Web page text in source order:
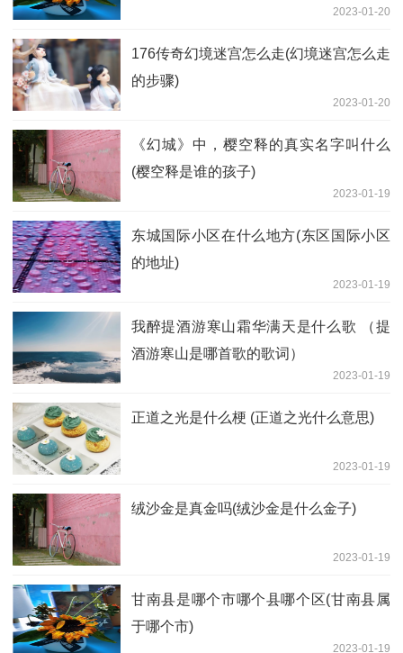
2023-01-20
176传奇幻境迷宫怎么走(幻境迷宫怎么走
的步骤)
2023-01-20
《幻城》中，樱空释的真实名字叫什么
(樱空释是谁的孩子)
2023-01-19
东城国际小区在什么地方(东区国际小区
的地址)
2023-01-19
我醉提酒游寒山霜华满天是什么歌 （提
酒游寒山是哪首歌的歌词）
2023-01-19
正道之光是什么梗 (正道之光什么意思)
2023-01-19
绒沙金是真金吗(绒沙金是什么金子)
2023-01-19
甘南县是哪个市哪个县哪个区(甘南县属
于哪个市)
2023-01-19